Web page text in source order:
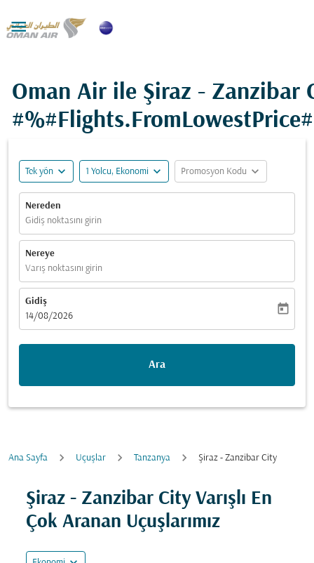

Oman Air ile Şiraz - Zanzibar
Tek yön expand_more 1 Yolcu, Ekonomi expand_more Promosyon Kodu expand_more
Nereden
Gidiş noktasını girin
Nereye
Varış noktasını girin
Gidiş
fc-booking-departure-date-aria-label
14/08/2026
today
Ara
Ana Sayfa Uçuşlar Tanzanya Şiraz - Zanzibar City
Şiraz - Zanzibar City Varışlı En
Çok Aranan Uçuşlarımız
Fırsatları bulmak için rotanızı güncellemeyi deneyin